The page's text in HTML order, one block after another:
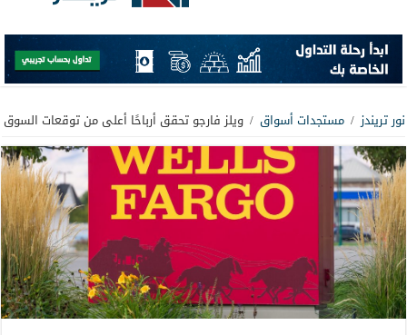
نور تريندز / مستجدات أسواق / ويلز فارجو تحقق أرباحًا أعلى من توقعات السوق